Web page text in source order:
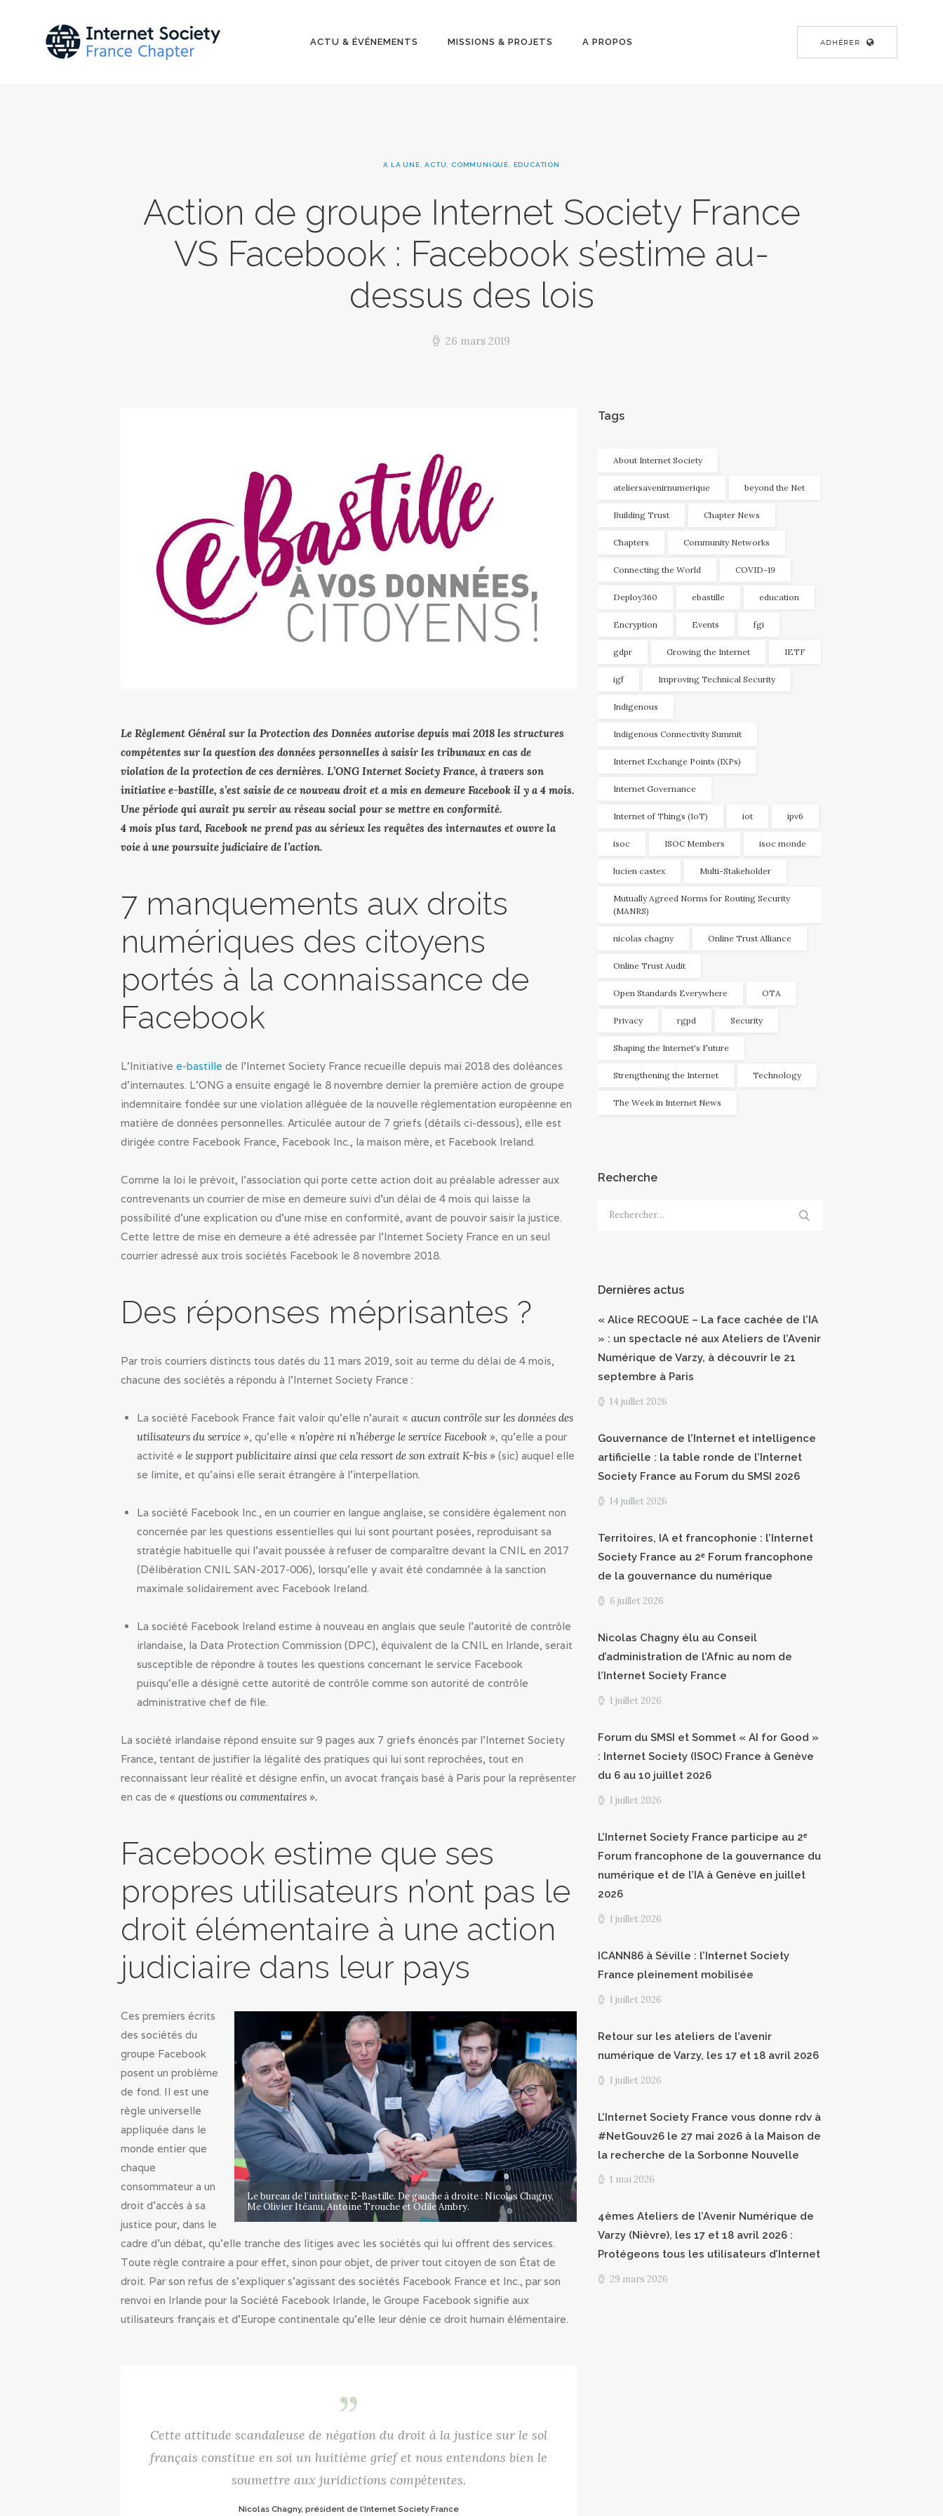
ACTU & ÉVÉNEMENTS MISSIONS & PROJETS A PROPOS ADHÉRER
A LA UNE ,ACTU COMMUNIQUÉ EDUCATION
Action de groupe Internet Society France
VS Facebook : Facebook s’estime au-
dessus des lois
26 mars 2019
ÉVÉNEMENT
Le Règlement Général sur la Protection des Données autorise depuis mai 2018 les structures
compétentes sur la question des données personnelles à saisir les tribunaux en cas de
violation de la protection de ces dernières. L’ONG Internet Society France, à travers son
initiative e-bastille, s’est saisie de ce nouveau droit et a mis en demeure Facebook il y a 4 mois.
Une période qui aurait pu servir au réseau social pour se mettre en conformité.
4 mois plus tard, Facebook ne prend pas au sérieux les requêtes des internautes et ouvre la
voie à une poursuite judiciaire de l’action.
7 manquements aux droits
numériques des citoyens
portés à la connaissance de
Facebook
L’Initiative e-bastille de l’Internet Society France recueille depuis mai 2018 des doléances
d’internautes. L’ONG a ensuite engagé le 8 novembre dernier la première action de groupe
indemnitaire fondée sur une violation alléguée de la nouvelle réglementation européenne en
matière de données personnelles. Articulée autour de 7 griefs (détails ci-dessous), elle est
dirigée contre Facebook France, Facebook Inc., la maison mère, et Facebook Ireland.
Comme la loi le prévoit, l’association qui porte cette action doit au préalable adresser aux
contrevenants un courrier de mise en demeure suivi d’un délai de 4 mois qui laisse la
possibilité d’une explication ou d’une mise en conformité, avant de pouvoir saisir la justice.
Cette lettre de mise en demeure a été adressée par l’Internet Society France en un seul
courrier adressé aux trois sociétés Facebook le 8 novembre 2018.
Des réponses méprisantes ?
Par trois courriers distincts tous datés du 11 mars 2019, soit au terme du délai de 4 mois,
chacune des sociétés a répondu à l’Internet Society France :
La société Facebook France fait valoir qu’elle n’aurait « aucun contrôle sur les données des
utilisateurs du service », qu’elle « n’opère ni n’héberge le service Facebook », qu’elle a pour
activité « le support publicitaire ainsi que cela ressort de son extrait K-bis » (sic) auquel elle
se limite, et qu’ainsi elle serait étrangère à l’interpellation.
La société Facebook Inc., en un courrier en langue anglaise, se considère également non
concernée par les questions essentielles qui lui sont pourtant posées, reproduisant sa
stratégie habituelle qui l’avait poussée à refuser de comparaître devant la CNIL en 2017
(Délibération CNIL SAN-2017-006), lorsqu’elle y avait été condamnée à la sanction
maximale solidairement avec Facebook Ireland.
La société Facebook Ireland estime à nouveau en anglais que seule l’autorité de contrôle
irlandaise, la Data Protection Commission (DPC), équivalent de la CNIL en Irlande, serait
susceptible de répondre à toutes les questions concernant le service Facebook
puisqu‘elle a désigné cette autorité de contrôle comme son autorité de contrôle
administrative chef de file.
La société irlandaise répond ensuite sur 9 pages aux 7 griefs énoncés par l’Internet Society
France, tentant de justifier la légalité des pratiques qui lui sont reprochées, tout en
reconnaissant leur réalité et désigne enfin, un avocat français basé à Paris pour la représenter
en cas de « questions ou commentaires ».
Facebook estime que ses
propres utilisateurs n’ont pas le
droit élémentaire à une action
judiciaire dans leur pays
Le bureau de l’initiative E-Bastille. De gauche à droite : Nicolas Chagny,
Me Olivier Itéanu, Antoine Trouche et Odile Ambry.
Ces premiers écrits
des sociétés du
groupe Facebook
posent un problème
de fond. Il est une
règle universelle
appliquée dans le
monde entier que
chaque
consommateur a un
droit d’accès à sa
justice pour, dans le
cadre d’un débat, qu’elle tranche des litiges avec les sociétés qui lui offrent des services.
Toute règle contraire a pour effet, sinon pour objet, de priver tout citoyen de son État de
droit. Par son refus de s’expliquer s’agissant des sociétés Facebook France et Inc., par son
renvoi en Irlande pour la Société Facebook Irlande, le Groupe Facebook signifie aux
utilisateurs français et d’Europe continentale qu’elle leur dénie ce droit humain élémentaire.
Cette attitude scandaleuse de négation du droit à la justice sur le sol
français constitue en soi un huitième grief et nous entendons bien le
soumettre aux juridictions compétentes.
Nicolas Chagny, président de l’Internet Society France
Tags
About Internet Society
ateliersavenirnumerique beyond the Net
Building Trust Chapter News
Chapters Community Networks
Connecting the World COVID-19
Deploy360 ebastille education
Encryption Events fgi
gdpr Growing the Internet IETF
igf Improving Technical Security
Indigenous
Indigenous Connectivity Summit
Internet Exchange Points (IXPs)
Internet Governance
Internet of Things (IoT) iot ipv6
isoc ISOC Members isoc monde
lucien castex Multi-Stakeholder
Mutually Agreed Norms for Routing Security
(MANRS)
nicolas chagny Online Trust Alliance
Online Trust Audit
Open Standards Everywhere OTA
Privacy rgpd Security
Shaping the Internet's Future
Strengthening the Internet Technology
The Week in Internet News
Recherche
Rechercher :
Dernières actus
« Alice RECOQUE – La face cachée de l’IA
» : un spectacle né aux Ateliers de l’Avenir
Numérique de Varzy, à découvrir le 21
septembre à Paris
14 juillet 2026
Gouvernance de l’Internet et intelligence
artificielle : la table ronde de l’Internet
Society France au Forum du SMSI 2026
14 juillet 2026
Territoires, IA et francophonie : l’Internet
Society France au 2ᵉ Forum francophone
de la gouvernance du numérique
6 juillet 2026
Nicolas Chagny élu au Conseil
d’administration de l’Afnic au nom de
l’Internet Society France
1 juillet 2026
Forum du SMSI et Sommet « AI for Good »
: Internet Society (ISOC) France à Genève
du 6 au 10 juillet 2026
1 juillet 2026
L’Internet Society France participe au 2ᵉ
Forum francophone de la gouvernance du
numérique et de l’IA à Genève en juillet
2026
1 juillet 2026
ICANN86 à Séville : l’Internet Society
France pleinement mobilisée
1 juillet 2026
Retour sur les ateliers de l’avenir
numérique de Varzy, les 17 et 18 avril 2026
1 juillet 2026
L’Internet Society France vous donne rdv à
#NetGouv26 le 27 mai 2026 à la Maison de
la recherche de la Sorbonne Nouvelle
1 mai 2026
4èmes Ateliers de l’Avenir Numérique de
Varzy (Nièvre), les 17 et 18 avril 2026 :
Protégeons tous les utilisateurs d’Internet
29 mars 2026